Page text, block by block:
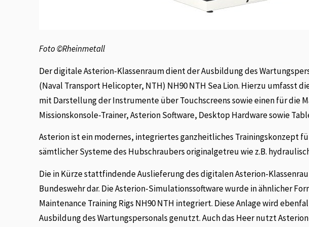
Foto ©Rheinmetall
Der digitale Asterion-Klassenraum dient der Ausbildung des
(Naval Transport Helicopter, NTH) NH90 NTH Sea Lion. Hierzu umfasst
mit Darstellung der Instrumente über Touchscreens sowie einen für die
Missionskonsole-Trainer, Asterion Software, Desktop Hardware sowie
Asterion ist ein modernes, integriertes ganzheitliches Trainingskonzept
sämtlicher Systeme des Hubschraubers originalgetreu wie z.B.
Die in Kürze stattfindende Auslieferung des digitalen Asterion-
Bundeswehr dar. Die Asterion-Simulationssoftware wurde in ähnlicher
Maintenance Training Rigs NH90 NTH integriert. Diese Anlage wird
Ausbildung des Wartungspersonals genutzt. Auch das Heer nutzt